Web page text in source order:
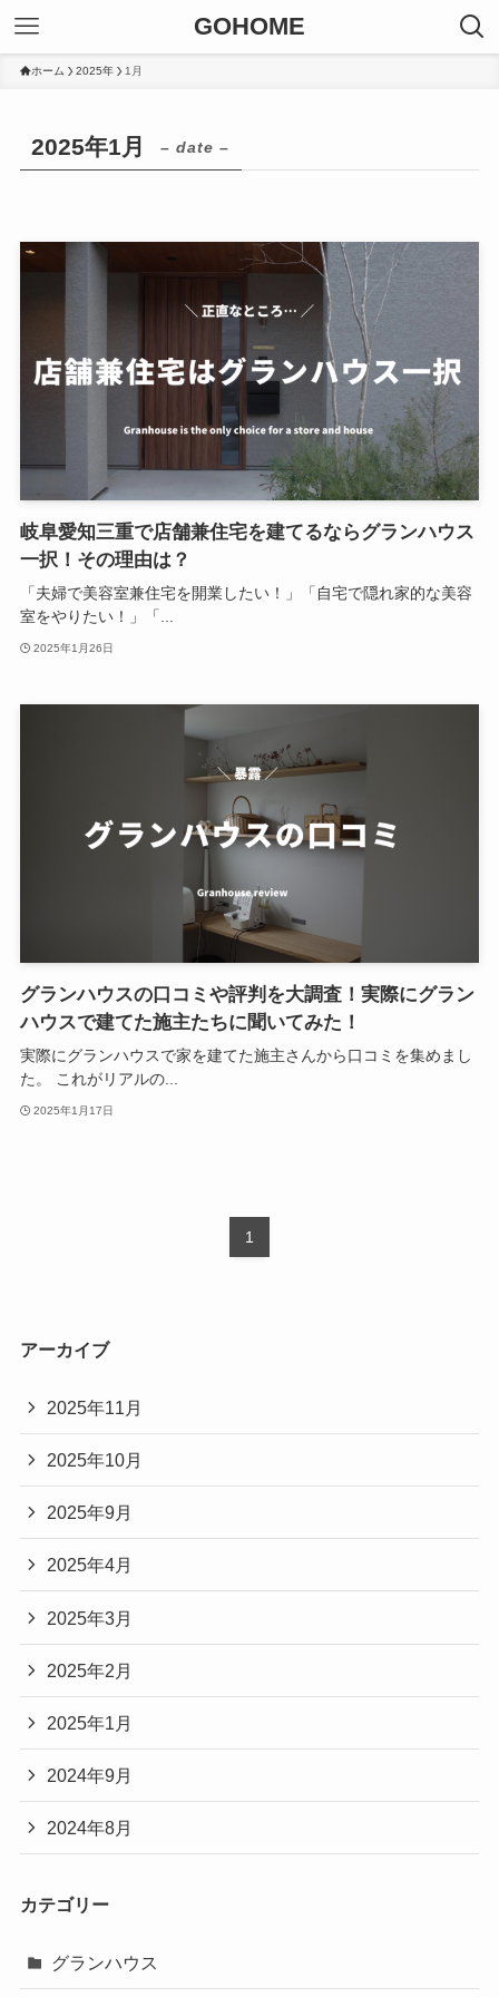
GOHOME
ホーム 2025年 1月
2025年1月 – date –
岐阜愛知三重で店舗兼住宅を建てるならグランハウス
一択！その理由は？
「夫婦で美容室兼住宅を開業したい！」「自宅で隠れ家的な美容
室をやりたい！」「...
2025年1月26日
グランハウスの口コミや評判を大調査！実際にグラン
ハウスで建てた施主たちに聞いてみた！
実際にグランハウスで家を建てた施主さんから口コミを集めまし
た。 これがリアルの...
2025年1月17日
1
アーカイブ
2025年11月
2025年10月
2025年9月
2025年4月
2025年3月
2025年2月
2025年1月
2024年9月
2024年8月
カテゴリー
グランハウス